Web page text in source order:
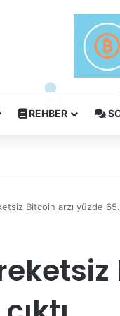
REHBER
Bitcoin arzı yüzde